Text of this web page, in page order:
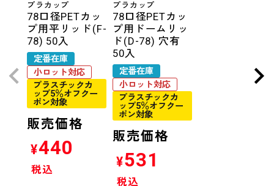
プラカップ
78口径PETカッ
プ用平リッド(F-
78) 50入
定番在庫
小ロット対応
プラスチックカ
ップ5％オフクー
ポン対象
販売価格
¥440
税込
プラカップ
78口径PETカッ
プ用ドームリッ
ド(D-78) 穴有
50入
定番在庫
小ロット対応
プラスチックカ
ップ5％オフクー
ポン対象
販売価格
¥531
税込